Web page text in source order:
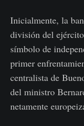
Inicialmente, la
división del
símbolo de
primer
centralista de
del ministro
netamente